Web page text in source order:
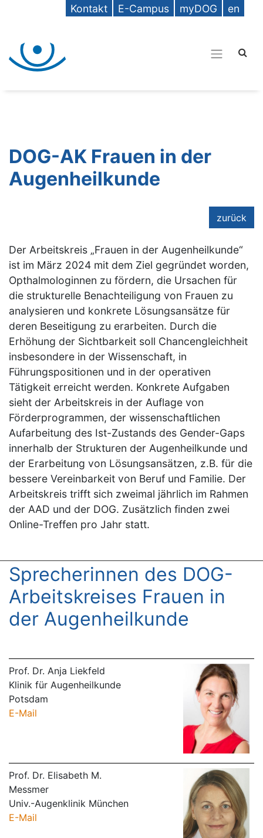
Kontakt E-Campus myDOG en
DOG-AK Frauen in der
Augenheilkunde
zurück
Der Arbeitskreis „Frauen in der Augenheilkunde“
ist im März 2024 mit dem Ziel gegründet worden,
Opthalmologinnen zu fördern, die Ursachen für
die strukturelle Benachteiligung von Frauen zu
analysieren und konkrete Lösungsansätze für
deren Beseitigung zu erarbeiten. Durch die
Erhöhung der Sichtbarkeit soll Chancengleichheit
insbesondere in der Wissenschaft, in
Führungspositionen und in der operativen
Tätigkeit erreicht werden. Konkrete Aufgaben
sieht der Arbeitskreis in der Auflage von
Förderprogrammen, der wissenschaftlichen
Aufarbeitung des Ist-Zustands des Gender-Gaps
innerhalb der Strukturen der Augenheilkunde und
der Erarbeitung von Lösungsansätzen, z.B. für die
bessere Vereinbarkeit von Beruf und Familie. Der
Arbeitskreis trifft sich zweimal jährlich im Rahmen
der AAD und der DOG. Zusätzlich finden zwei
Online-Treffen pro Jahr statt.
Sprecherinnen des DOG-
Arbeitskreises Frauen in
der Augenheilkunde
Prof. Dr. Anja Liekfeld
Klinik für Augenheilkunde
Potsdam
E-Mail
Prof. Dr. Elisabeth M.
Messmer
Univ.-Augenklinik München
E-Mail